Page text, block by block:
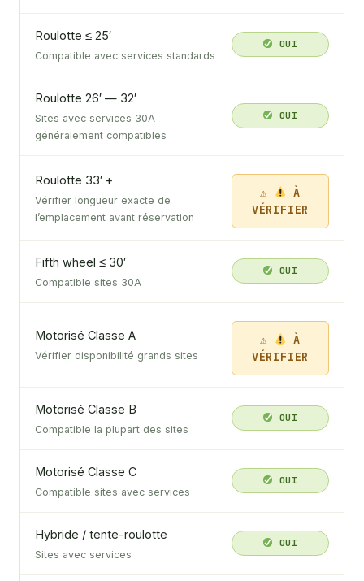
Roulotte ≤ 25′
Compatible avec services standards
OUI
Roulotte 26′ — 32′
Sites avec services 30A
généralement compatibles
OUI
Roulotte 33′ +
Vérifier longueur exacte de
l’emplacement avant réservation
À
VÉRIFIER
Fifth wheel ≤ 30′
Compatible sites 30A
OUI
Motorisé Classe A
Vérifier disponibilité grands sites
À
VÉRIFIER
Motorisé Classe B
Compatible la plupart des sites
OUI
Motorisé Classe C
Compatible sites avec services
OUI
Hybride / tente-roulotte
Sites avec services
OUI